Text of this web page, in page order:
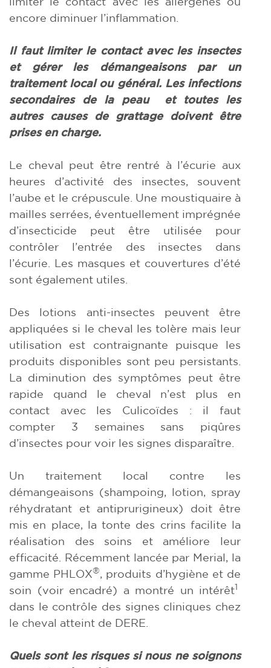
encore diminuer l’inflammation.
Il faut limiter le contact avec les insectes
et gérer les démangeaisons par un
traitement local ou général. Les infections
secondaires de la peau et toutes les
autres causes de grattage doivent être
prises en charge.
Le cheval peut être rentré à l’écurie aux
heures d’activité des insectes, souvent
l’aube et le crépuscule. Une moustiquaire à
mailles serrées, éventuellement imprégnée
d’insecticide peut être utilisée pour
contrôler l’entrée des insectes dans
l’écurie. Les masques et couvertures d’été
sont également utiles.
Des lotions anti-insectes peuvent être
appliquées si le cheval les tolère mais leur
utilisation est contraignante puisque les
produits disponibles sont peu persistants.
La diminution des symptômes peut être
rapide quand le cheval n’est plus en
contact avec les Culicoïdes : il faut
compter 3 semaines sans piqûres
d’insectes pour voir les signes disparaître.
Un traitement local contre les
démangeaisons (shampoing, lotion, spray
réhydratant et antiprurigineux) doit être
mis en place, la tonte des crins facilite la
réalisation des soins et améliore leur
efficacité. Récemment lancée par Merial, la
gamme PHLOX®
, produits d’hygiène et de
soin (voir encadré) a montré un intérêt1
dans le contrôle des signes cliniques chez
le cheval atteint de DERE.
Quels sont les risques si nous ne soignons